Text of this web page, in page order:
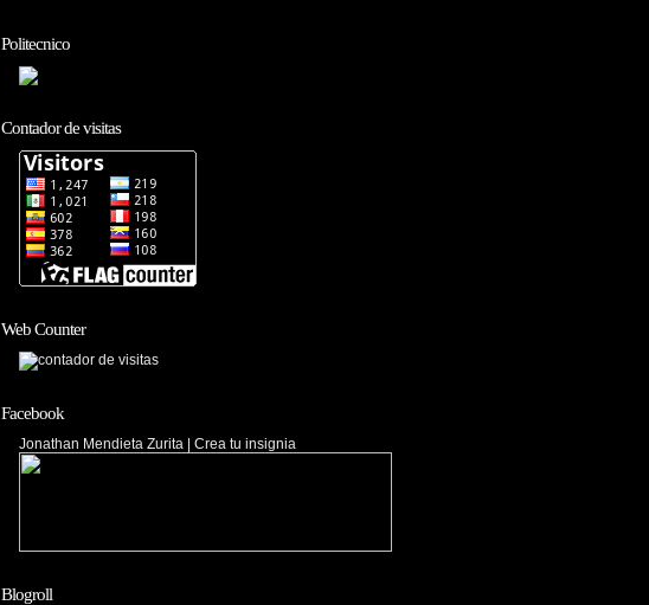
Politecnico
Contador de visitas
Web Counter
Facebook
Jonathan Mendieta Zurita Crea tu insignia
Blogroll